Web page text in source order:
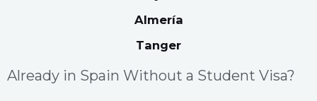
Almería
Tanger
Already in Spain Without a Student Visa?